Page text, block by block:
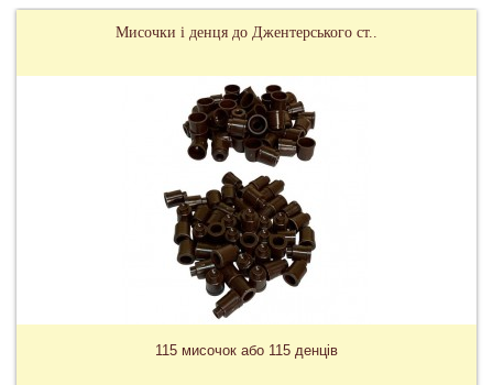
Мисочки і денця до Джентерського ст..
115 мисочок або 115 денців